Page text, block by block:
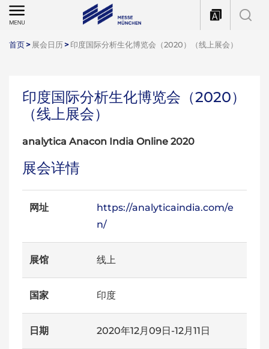
首页> 展会日历>印度国际分析生化博览会（2020）（线上展会）
印度国际分析生化博览会（2020）
（线上展会）
analytica Anacon India Online 2020
展会详情
网址
https://analyticaindia.com/e
n/
展馆 线上
国家 印度
日期 2020年12月09日-12月11日